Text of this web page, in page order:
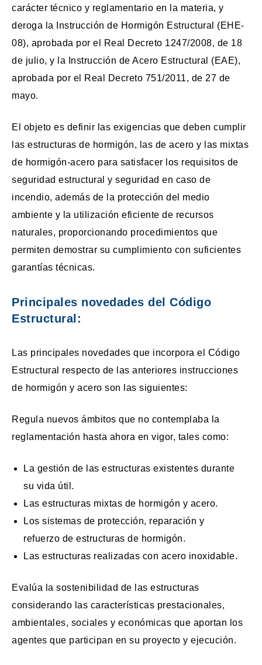
carácter técnico y reglamentario en la materia, y
deroga la Instrucción de Hormigón Estructural (EHE-
08), aprobada por el Real Decreto 1247/2008, de 18
de julio, y la Instrucción de Acero Estructural (EAE),
aprobada por el Real Decreto 751/2011, de 27 de
mayo.
El objeto es definir las exigencias que deben cumplir
las estructuras de hormigón, las de acero y las mixtas
de hormigón-acero para satisfacer los requisitos de
seguridad estructural y seguridad en caso de
incendio, además de la protección del medio
ambiente y la utilización eficiente de recursos
naturales, proporcionando procedimientos que
permiten demostrar su cumplimiento con suficientes
garantías técnicas.
Principales novedades del Código
Estructural :
Las principales novedades que incorpora el Código
Estructural respecto de las anteriores instrucciones
de hormigón y acero son las siguientes:
Regula nuevos ámbitos que no contemplaba la
reglamentación hasta ahora en vigor, tales como:
La gestión de las estructuras existentes durante
su vida útil.
Las estructuras mixtas de hormigón y acero.
Los sistemas de protección, reparación y
refuerzo de estructuras de hormigón.
Las estructuras realizadas con acero inoxidable.
Evalúa la sostenibilidad de las estructuras
considerando las características prestacionales,
ambientales, sociales y económicas que aportan los
agentes que participan en su proyecto y ejecución.